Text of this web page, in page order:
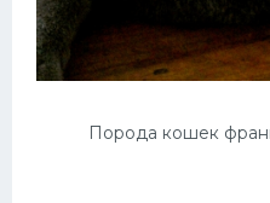
Порода кошек